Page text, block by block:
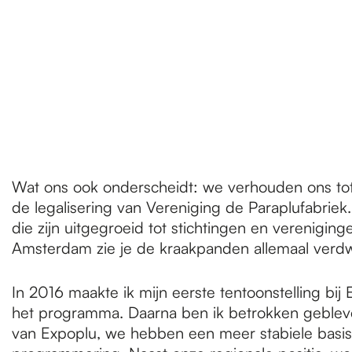
Wat ons ook onderscheidt: we verhouden ons
de legalisering van Vereniging de
die zijn uitgegroeid tot stichtingen en
Amsterdam zie je de kraakpanden allemaal
In 2016 maakte ik mijn eerste tentoonstelling
het programma. Daarna ben ik betrokken
van Expoplu, we hebben een meer stabiele